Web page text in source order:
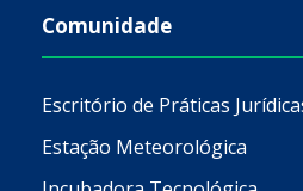
Comunidade
Escritório de Práticas
Estação Meteorológica